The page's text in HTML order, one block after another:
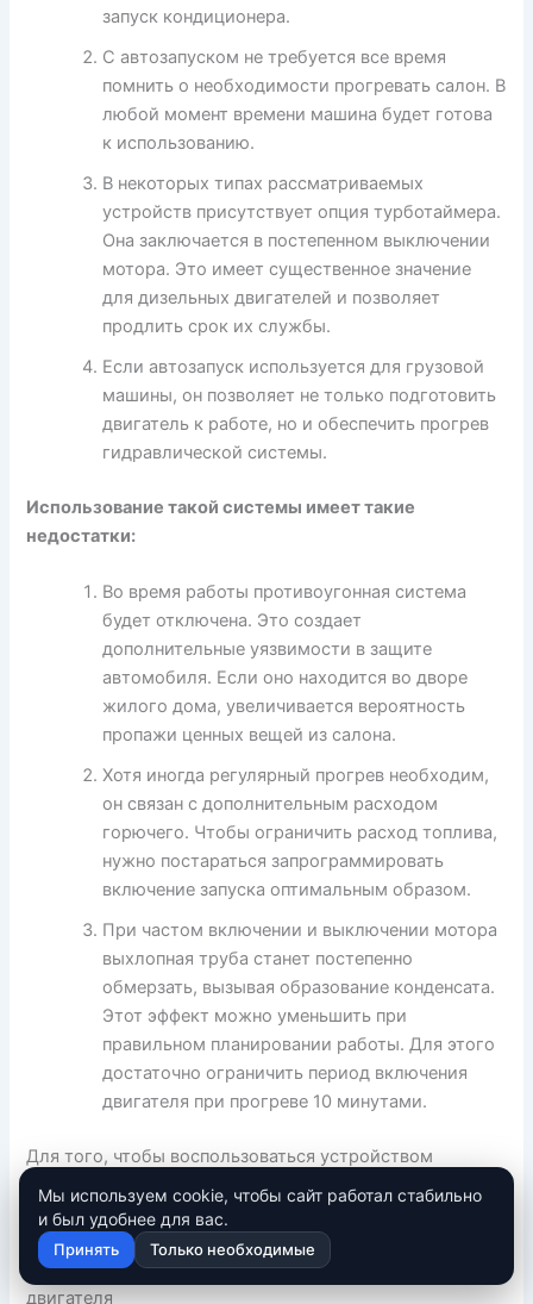
запуск кондиционера.
С автозапуском не требуется все время
помнить о необходимости прогревать салон. В
любой момент времени машина будет готова
к использованию.
В некоторых типах рассматриваемых
устройств присутствует опция турботаймера.
Она заключается в постепенном выключении
мотора. Это имеет существенное значение
для дизельных двигателей и позволяет
продлить срок их службы.
Если автозапуск используется для грузовой
машины, он позволяет не только подготовить
двигатель к работе, но и обеспечить прогрев
гидравлической системы.
Использование такой системы имеет такие
недостатки:
Во время работы противоугонная система
будет отключена. Это создает
дополнительные уязвимости в защите
автомобиля. Если оно находится во дворе
жилого дома, увеличивается вероятность
пропажи ценных вещей из салона.
Хотя иногда регулярный прогрев необходим,
он связан с дополнительным расходом
горючего. Чтобы ограничить расход топлива,
нужно постараться запрограммировать
включение запуска оптимальным образом.
При частом включении и выключении мотора
выхлопная труба станет постепенно
обмерзать, вызывая образование конденсата.
Этот эффект можно уменьшить при
правильном планировании работы. Для этого
достаточно ограничить период включения
двигателя при прогреве 10 минутами.
Для того, чтобы воспользоваться устройством
автозапуска, нужно запрограммировать правильно его
запрограммировать, снизив возможные риски.
Дистанционный запуск двигателя- Автозапуск
двигателя
Мы используем cookie, чтобы сайт работал стабильно
и был удобнее для вас.
Принять Только необходимые